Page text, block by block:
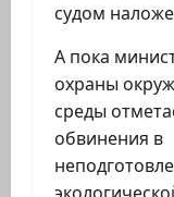
судом
А пока
охраны
среды
обвинения в